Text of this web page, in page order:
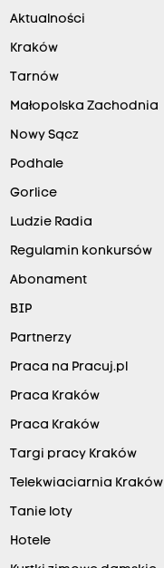
Aktualności
Kraków
Tarnów
Małopolska Zachodnia
Nowy Sącz
Podhale
Gorlice
Ludzie Radia
Regulamin konkursów
Abonament
BIP
Partnerzy
Praca na Pracuj.pl
Praca Kraków
Praca Kraków
Targi pracy Kraków
Telekwiaciarnia Kraków
Tanie loty
Hotele